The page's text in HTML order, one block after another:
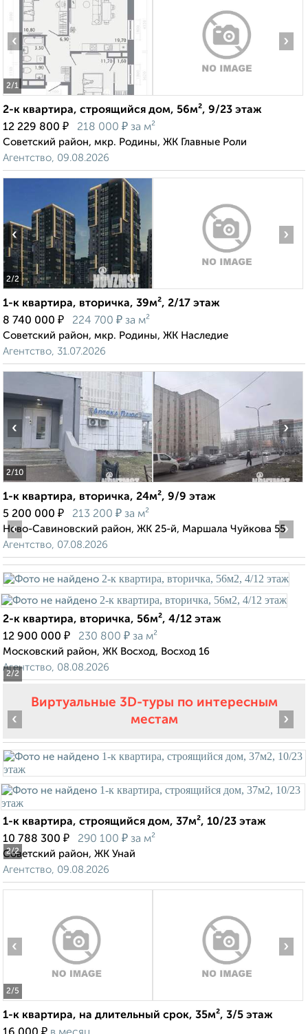
2/1
‹ ›
2-к квартира, строящийся дом, 56м², 9/23 этаж
12 229 800 ₽ 218 000 ₽ за м²
Советский район, мкр. Родины, ЖК Главные Роли
Агентство, 09.08.2026
2/2
‹ ›
1-к квартира, вторичка, 39м², 2/17 этаж
8 740 000 ₽ 224 700 ₽ за м²
Советский район, мкр. Родины, ЖК Наследие
Агентство, 31.07.2026
2/10
‹ ›
1-к квартира, вторичка, 24м², 9/9 этаж
5 200 000 ₽ 213 200 ₽ за м²
Ново-Савиновский район, ЖК 25-й, Маршала Чуйкова 55
Агентство, 07.08.2026
2/2
‹ ›
2-к квартира, вторичка, 56м², 4/12 этаж
12 900 000 ₽ 230 800 ₽ за м²
Московский район, ЖК Восход, Восход 16
Агентство, 08.08.2026
Виртуальные 3D-туры по интересным
местам
2/2
‹ ›
1-к квартира, строящийся дом, 37м², 10/23 этаж
10 788 300 ₽ 290 100 ₽ за м²
Советский район, ЖК Унай
Агентство, 09.08.2026
2/5
‹ ›
1-к квартира, на длительный срок, 35м², 3/5 этаж